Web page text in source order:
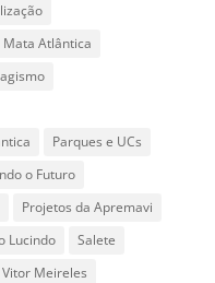
Mata Atlântica
Parques e UCs
o Futuro
Projetos da Apremavi
Lucindo
Salete
Vitor Meireles